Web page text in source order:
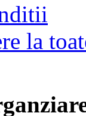
la